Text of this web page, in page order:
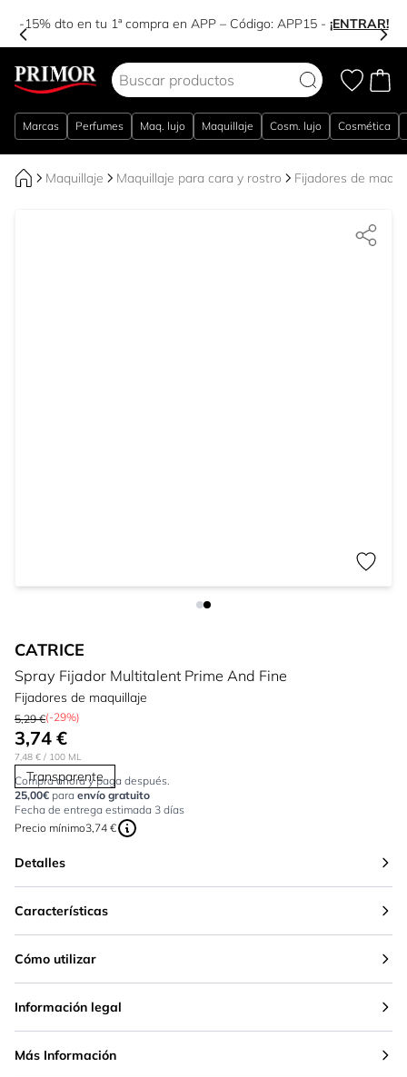
-15% dto en tu 1ª compra en APP – Código: APP15- ¡ENTRAR!
Marcas Perfumes Maq. lujo Maquillaje Cosm. lujo Cosmética
Maquillaje Maquillaje para cara y rostro Fijadores de
CATRICE
Spray Fijador Multitalent Prime And Fine
Fijadores de maquillaje
5,29 €(-29%)
3,74 €
7,48 € / 100 ML
Transparente
Compra ahora y paga después.
25,00€ para envío gratuito
Fecha de entrega estimada 3 días
Precio mínimo3,74 €
Detalles
Características
Cómo utilizar
Información legal
Más Información